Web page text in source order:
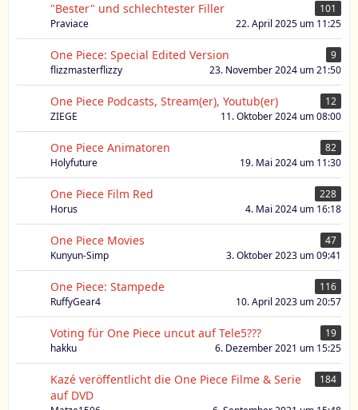
"Bester" und schlechtester Filler
101
Praviace
22. April 2025 um 11:25
One Piece: Special Edited Version
9
flizzmasterflizzy
23. November 2024 um 21:50
One Piece Podcasts, Stream(er), Youtub(er)
12
ZIEGE
11. Oktober 2024 um 08:00
One Piece Animatoren
82
Holyfuture
19. Mai 2024 um 11:30
One Piece Film Red
228
Horus
4. Mai 2024 um 16:18
One Piece Movies
47
Kunyun-Simp
3. Oktober 2023 um 09:41
One Piece: Stampede
116
RuffyGear4
10. April 2023 um 20:57
Voting für One Piece uncut auf Tele5???
19
hakku
6. Dezember 2021 um 15:25
Kazé veröffentlicht die One Piece Filme & Serie
auf DVD
184